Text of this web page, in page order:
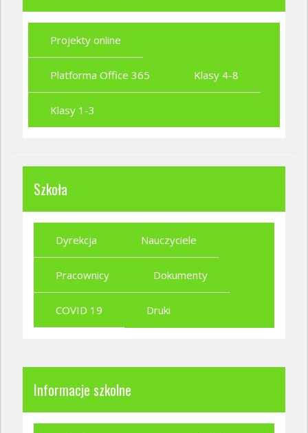
Projekty online
Platforma Office 365 Klasy 4-8
Klasy 1-3
Szkoła
Dyrekcja Nauczyciele
Pracownicy Dokumenty
COVID 19 Druki
Informacje szkolne